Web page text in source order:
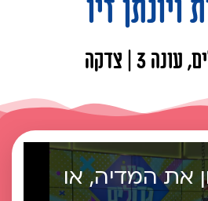
ויונתן זיו
3 | צדקה
את המדיה, או